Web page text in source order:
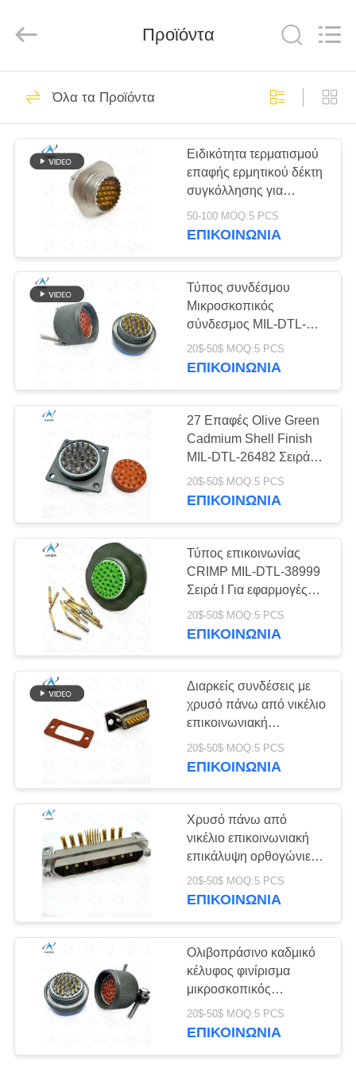
ΣΠΊΤΙ
ΠΡΟΪΌΝΤΑ
ΣΧΕΤΙΚΆ
ΕΠΙΣΚΕΨΉ
ΕΡΓΟΣΤΑΣΊΟΥ
ΠΟΙΌΤΗΤΑΣ
ΕΙΔΉΣΕΙΣ
ΥΠΟΘΈΣΕΙΣ
ΖΗΤΉΣΤΕ
ΜΙΑ
ΠΡΟΣΦΟΡΆ
SITEMAP
ΠΟΛΙΤΙΚΉ
ΜΥΣΤΙΚΌΤΗΤΑΣ
HOLDING
LIMITED.
Η σειρά MIL-DTL-
38999
163
Σειρά MIL-DTL-
26482
70
Στρογγυλός
ηλεκτρικός
σύνδεσμος
51
Μικρο-Δ συνδετήρες
45
Δικτυακό σημείο J14
Σύνδεσμοι οπτικών
ινών
11
Προϊόντα
Όλα τα Προϊόντα
Ειδικότητα τερματισμού
επαφής ερμητικού δέκτη
συγκόλλησης για
μικροσκοπικούς
συνδετήρες MIL-DTL-
50-100 MOQ:5 PCS
ΕΠΙΚΟΙΝΩΝΊΑ
Τύπος συνδέσμου
Μικροσκοπικός
σύνδεσμος MIL-DTL-
26482 Σειράς I
Σκόρπιση φύλου με
27PN
20$-50$ MOQ:5 PCS
ΕΠΙΚΟΙΝΩΝΊΑ
27 Επαφές Olive Green
Cadmium Shell Finish
MIL-DTL-26482 Σειρά
Ι.Σεγκλονιστικό δοχείο
τετραγωνικής
20$-50$ MOQ:5 PCS
ΕΠΙΚΟΙΝΩΝΊΑ
Τύπος επικοινωνίας
CRIMP MIL-DTL-38999
Σειρά I Για εφαρμογές
ονομαστικής τάσης
500V
καδμίου Jam Nut
20$-50$ MOQ:5 PCS
ΕΠΙΚΟΙΝΩΝΊΑ
Διαρκείς συνδέσεις με
χρυσό πάνω από νικέλιο
επικοινωνιακή
επικάλυψη ορθογώνιες
συνδέσεις και σφραγίδα
20$-50$ MOQ:5 PCS
ΕΠΙΚΟΙΝΩΝΊΑ
Χρυσό πάνω από
νικέλιο επικοινωνιακή
επικάλυψη ορθογώνιες
συνδέσεις για
μακροχρόνια απόδοση
μικρού
J30J23P06KPW01W1P040
20$-50$ MOQ:5 PCS
ΕΠΙΚΟΙΝΩΝΊΑ
Ολιβοπράσινο καδμικό
κέλυφος φινίρισμα
μικροσκοπικός
σύνδεσμος MIL-DTL-
26482 σειράς I για
20$-50$ MOQ:5 PCS
ΕΠΙΚΟΙΝΩΝΊΑ